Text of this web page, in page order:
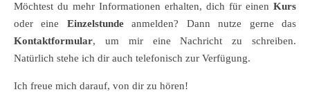
Möchtest du mehr Informationen erhalten, dich für einen Kurs
oder eine Einzelstundeanmelden? Dann nutze gerne das
Kontaktformular, um mir eine Nachricht zu schreiben.
Natürlich stehe ich dir auch telefonisch zur Verfügung.
Ich freue mich darauf, von dir zu hören!